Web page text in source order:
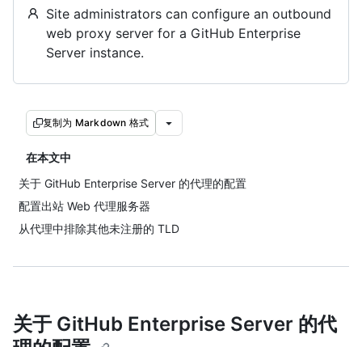
Site administrators can configure an outbound
web proxy server for a GitHub Enterprise
Server instance.
复制为 Markdown 格式
在本文中
关于 GitHub Enterprise Server 的代理的配置
配置出站 Web 代理服务器
从代理中排除其他未注册的 TLD
关于 GitHub Enterprise Server 的代